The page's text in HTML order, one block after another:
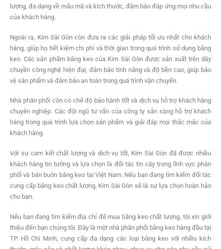
lượng, đa dạng về mẫu mã và kích thước, đảm bảo đáp ứng mọi nhu cầu
của khách hàng.
Ngoài ra, Kim Sài Gòn còn đưa ra các giải pháp tối ưu nhất cho khách
hàng, giúp họ tiết kiệm chi phí và thời gian trong quá trình sử dụng băng
keo. Các sản phẩm băng keo của Kim Sài Gòn được sản xuất trên dây
chuyền công nghệ hiện đại, đảm bảo tính năng và độ bền cao, giúp bảo
vệ sản phẩm và đảm bảo an toàn trong quá trình vận chuyển.
Nhà phân phối còn có chế độ bảo hành tốt và dịch vụ hỗ trợ khách hàng
chuyên nghiệp. Các đội ngũ tư vấn của công ty sẵn sàng hỗ trợ khách
hàng trong quá trình lựa chọn sản phẩm và giải đáp mọi thắc mắc của
khách hàng.
Với sự cam kết chất lượng và dịch vụ tốt, Kim Sài Gòn đã được nhiều
khách hàng tin tưởng và lựa chọn là đối tác tin cậy trong lĩnh vực phân
phối và bán buôn băng keo tại Việt Nam. Nếu bạn đang tìm kiếm đối tác
cung cấp băng keo chất lượng, Kim Sài Gòn sẽ là sự lựa chọn hoàn hảo
cho bạn.
Nếu bạn đang tìm kiếm địa chỉ để mua băng keo chất lượng, tôi xin giới
thiệu đến bạn chúng tôi. Đây là một nhà phân phối băng keo hàng đầu tại
TP. Hồ Chí Minh, cung cấp đa dạng các loại băng keo với nhiều kích